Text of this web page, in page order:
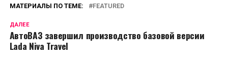
МАТЕРИАЛЫ ПО ТЕМЕ: FEATURED
ДАЛЕЕ
АвтоВАЗ завершил производство базовой версии
Lada Niva Travel